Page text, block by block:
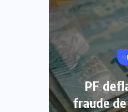
Mega-
prêmio